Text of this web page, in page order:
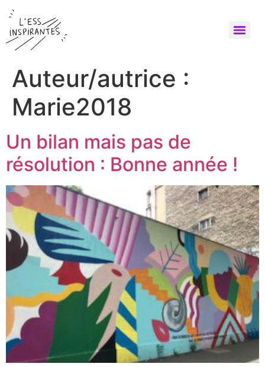
Auteur/autrice :
Marie2018
Un bilan mais pas de
résolution : Bonne année !